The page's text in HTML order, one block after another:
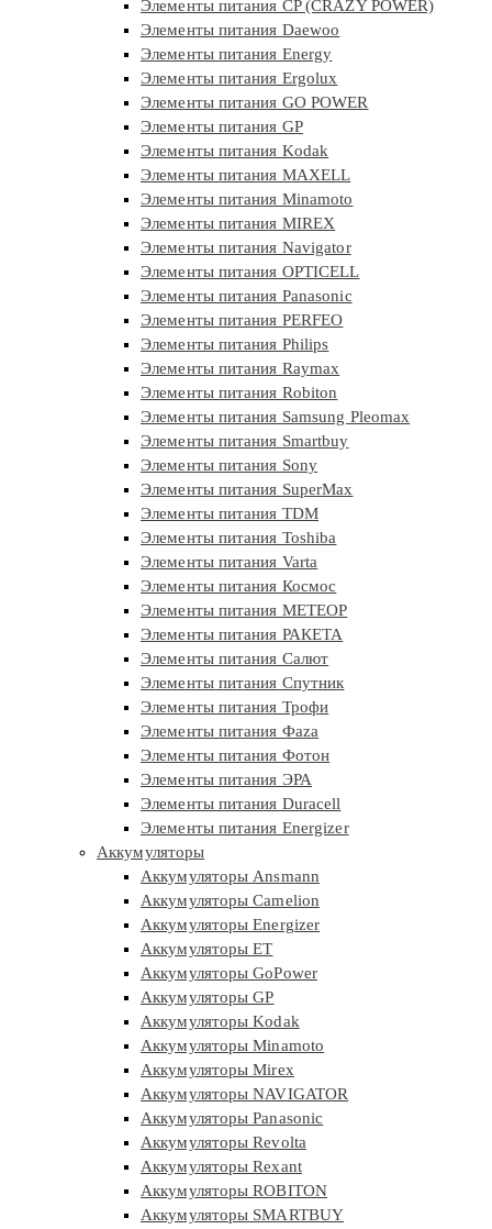
Элементы питания CP (CRAZY POWER)
Элементы питания Daewoo
Элементы питания Energy
Элементы питания Ergolux
Элементы питания GO POWER
Элементы питания GP
Элементы питания Kodak
Элементы питания MAXELL
Элементы питания Minamoto
Элементы питания MIREX
Элементы питания Navigator
Элементы питания OPTICELL
Элементы питания Panasonic
Элементы питания PERFEO
Элементы питания Philips
Элементы питания Raymax
Элементы питания Robiton
Элементы питания Samsung Pleomax
Элементы питания Smartbuy
Элементы питания Sony
Элементы питания SuperMax
Элементы питания TDM
Элементы питания Toshiba
Элементы питания Varta
Элементы питания Космос
Элементы питания МЕТЕОР
Элементы питания РАКЕТА
Элементы питания Салют
Элементы питания Спутник
Элементы питания Трофи
Элементы питания Фaza
Элементы питания Фотон
Элементы питания ЭРА
Элементы питания Duracell
Элементы питания Energizer
Аккумуляторы
Аккумуляторы Ansmann
Аккумуляторы Camelion
Аккумуляторы Energizer
Аккумуляторы ET
Аккумуляторы GoPower
Аккумуляторы GP
Аккумуляторы Kodak
Аккумуляторы Minamoto
Аккумуляторы Mirex
Аккумуляторы NAVIGATOR
Аккумуляторы Panasonic
Аккумуляторы Revolta
Аккумуляторы Rexant
Аккумуляторы ROBITON
Аккумуляторы SMARTBUY